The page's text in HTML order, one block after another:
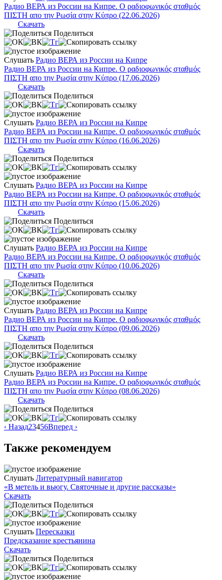
Радио ВЕРА из России на Кипре. Ο ραδιοφωνικός σταθμός
ΠΙΣΤΗ απο την Ρωσία στην Κύπρο (22.06.2026)
Скачать
Поделиться
Слушать Радио ВЕРА из России на Кипре
Радио ВЕРА из России на Кипре. Ο ραδιοφωνικός σταθμός
ΠΙΣΤΗ απο την Ρωσία στην Κύπρο (17.06.2026)
Скачать
Поделиться
Слушать Радио ВЕРА из России на Кипре
Радио ВЕРА из России на Кипре. Ο ραδιοφωνικός σταθμός
ΠΙΣΤΗ απο την Ρωσία στην Κύπρο (16.06.2026)
Скачать
Поделиться
Слушать Радио ВЕРА из России на Кипре
Радио ВЕРА из России на Кипре. Ο ραδιοφωνικός σταθμός
ΠΙΣΤΗ απο την Ρωσία στην Κύπρο (15.06.2026)
Скачать
Поделиться
Слушать Радио ВЕРА из России на Кипре
Радио ВЕРА из России на Кипре. Ο ραδιοφωνικός σταθμός
ΠΙΣΤΗ απο την Ρωσία στην Κύπρο (10.06.2026)
Скачать
Поделиться
Слушать Радио ВЕРА из России на Кипре
Радио ВЕРА из России на Кипре. Ο ραδιοφωνικός σταθμός
ΠΙΣΤΗ απο την Ρωσία στην Κύπρο (09.06.2026)
Скачать
Поделиться
Слушать Радио ВЕРА из России на Кипре
Радио ВЕРА из России на Кипре. Ο ραδιοφωνικός σταθμός
ΠΙΣΤΗ απο την Ρωσία στην Κύπρο (08.06.2026)
Скачать
Поделиться
‹ Назад23456Вперед ›
Также рекомендуем
Слушать Литературный навигатор
«В метель и вьюгу. Святочные и другие рассказы»
Скачать
Поделиться
Слушать Пересказки
Предсказание крестьянина
Скачать
Поделиться